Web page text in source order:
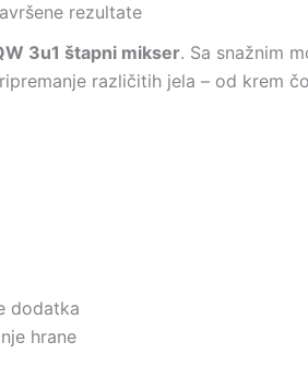
rezultate
3u1 štapni mikser. Sa snažnim
različitih jela – od krem
dodatka
hrane